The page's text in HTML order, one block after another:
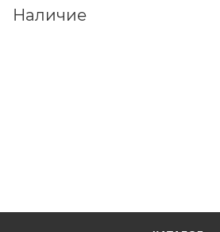
Наличие